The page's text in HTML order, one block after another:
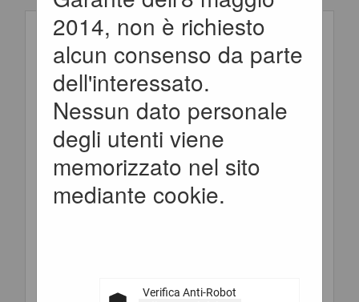
2014, non è richiesto
alcun consenso da parte
dell'interessato.
Nessun dato personale
degli utenti viene
memorizzato nel sito
mediante cookie.
Verifica Anti-Robot
preliminari all'indizione
di una procedura
negoziata senza bando.
I dati di dettaglio sono
consultabili
selezionando il
collegamento
"Visualizza Scheda".
Criteri di ricerca
Stazione
appaltante
Titolo :
Riferimento